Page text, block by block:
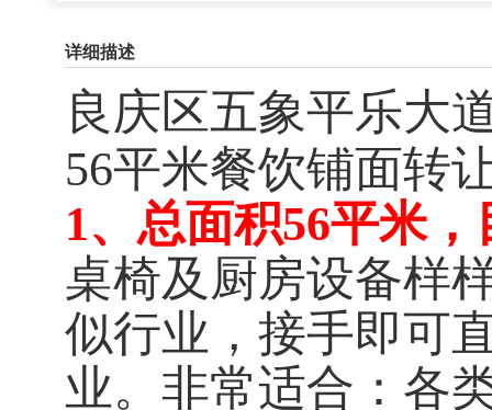
详细描述
良庆区五象平乐大
56平米餐饮铺面转
1、总面积56平米
桌椅及厨房设备样
似行业，接手即可
业。非常适合：各